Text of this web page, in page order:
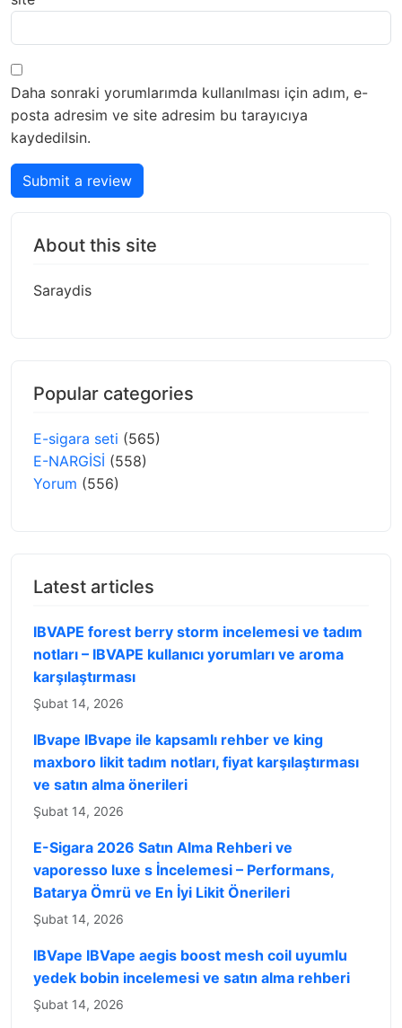
Daha sonraki yorumlarımda kullanılması için adım, e-
posta adresim ve site adresim bu tarayıcıya
kaydedilsin.
Submit a review
About this site
Saraydis
Popular categories
E-sigara seti (565)
E-NARGİSİ (558)
Yorum (556)
Latest articles
IBVAPE forest berry storm incelemesi ve tadım
notları – IBVAPE kullanıcı yorumları ve aroma
karşılaştırması
Şubat 14, 2026
IBvape IBvape ile kapsamlı rehber ve king
maxboro likit tadım notları, fiyat karşılaştırması
ve satın alma önerileri
Şubat 14, 2026
E-Sigara 2026 Satın Alma Rehberi ve
vaporesso luxe s İncelemesi – Performans,
Batarya Ömrü ve En İyi Likit Önerileri
Şubat 14, 2026
IBVape IBVape aegis boost mesh coil uyumlu
yedek bobin incelemesi ve satın alma rehberi
Şubat 14, 2026